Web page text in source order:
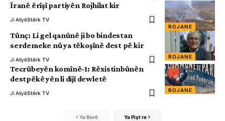
ROJANE
Îranê êrîşî partiyên Rojhilat kir
Ji AliyêStêrk TV
ROJANE
Tûnç: Li gel qanûnê ji bo bindestan
serdemeke nû ya têkoşînê dest pê kir
Ji AliyêStêrk TV
ROJANE
Tecrûbeyên komînê-1: Rêxistinbûnên
destpêkê yên li dijî dewletê
Ji AliyêStêrk TV
Ya Berê Ya Pişt re